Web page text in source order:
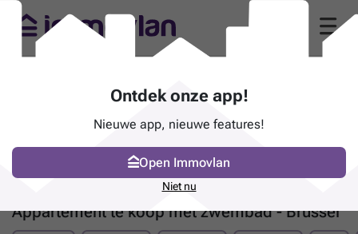
Appartement te koop met zwembad - Brussel
Ontdek onze app!
Nieuwe app, nieuwe features!
Open Immovlan
Niet nu